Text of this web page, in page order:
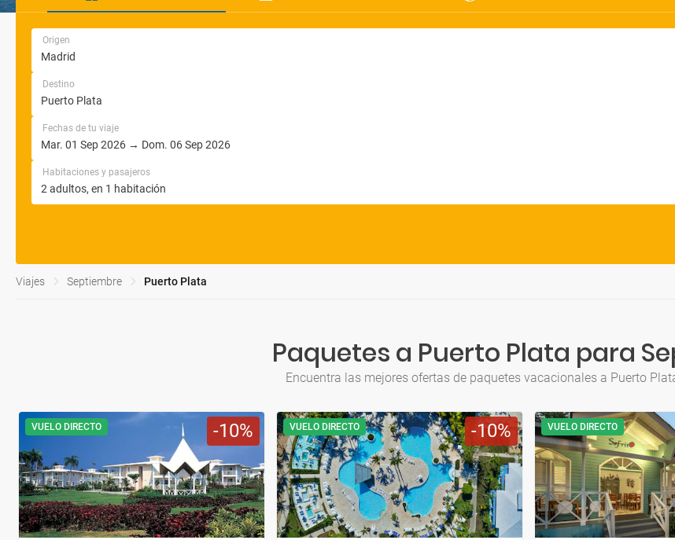
Origen
Destino
Fechas de tu viaje
Habitaciones y pasajeros
Viajes Septiembre Puerto Plata
Paquetes a Puerto Plata para
Encuentra las mejores ofertas de paquetes vacacionales a Puerto
10
VUELO DIRECTO 10
VUELO DIRECTO VUELO DIRECTO